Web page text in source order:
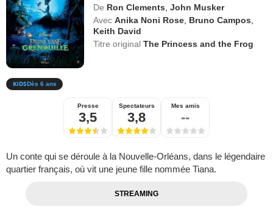
De Ron Clements ,John Musker
Avec Anika Noni Rose Bruno Campos
Keith David
Titre originalThe Princess and the Frog
Dès 6 ans
Presse
3,5
Spectateurs
3,8
Mes amis
--
Un conte qui se déroule à la Nouvelle-Orléans, dans le légendaire
quartier français, où vit une jeune fille nommée Tiana.
STREAMING